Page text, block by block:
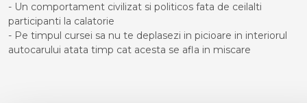
- Un comportament civilizat si politicos fata de ceilalti
participanti la calatorie
- Pe timpul cursei sa nu te deplasezi in picioare in interiorul
autocarului atata timp cat acesta se afla in miscare